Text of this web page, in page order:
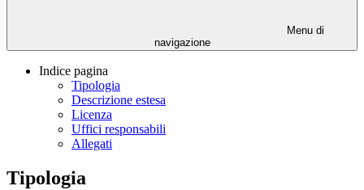
Menu di
navigazione
Indice pagina
Tipologia
Descrizione estesa
Licenza
Uffici responsabili
Allegati
Tipologia